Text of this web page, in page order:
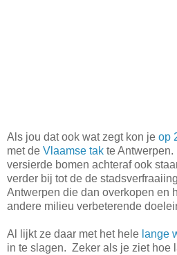
Als jou dat ook wat zegt kon je op
met de Vlaamse tak te
versierde bomen achteraf ook
verder bij tot de de
Antwerpen die dan overkopen en
andere milieu verbeterende
Al lijkt ze daar met het hele lange
in te slagen. Zeker als je ziet hoe